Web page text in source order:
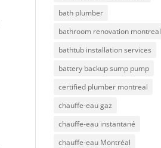
bath plumber
bathroom renovation montreal
bathtub installation services
battery backup sump pump
certified plumber montreal
chauffe-eau gaz
chauffe-eau instantané
chauffe-eau Montréal